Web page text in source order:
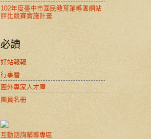
102年度臺中市國民教育輔導團網站
評比競賽實施計畫
必讀
好站報報
行事曆
團外專家人才庫
團員名冊
互動諮詢輔導專區